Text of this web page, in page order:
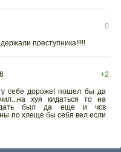
0
преступника!!!!!
+2
себе дороже! пошел бы да
хуя кидаться то на
был да еще и чсв
по хлеще бы себя вел если